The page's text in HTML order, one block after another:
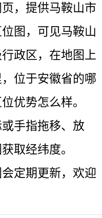
，提供马鞍山市
图，可见马鞍山
政区，在地图上
位于安徽省的哪
优势怎么样。
手指拖移、放
取经纬度。
定期更新，欢迎